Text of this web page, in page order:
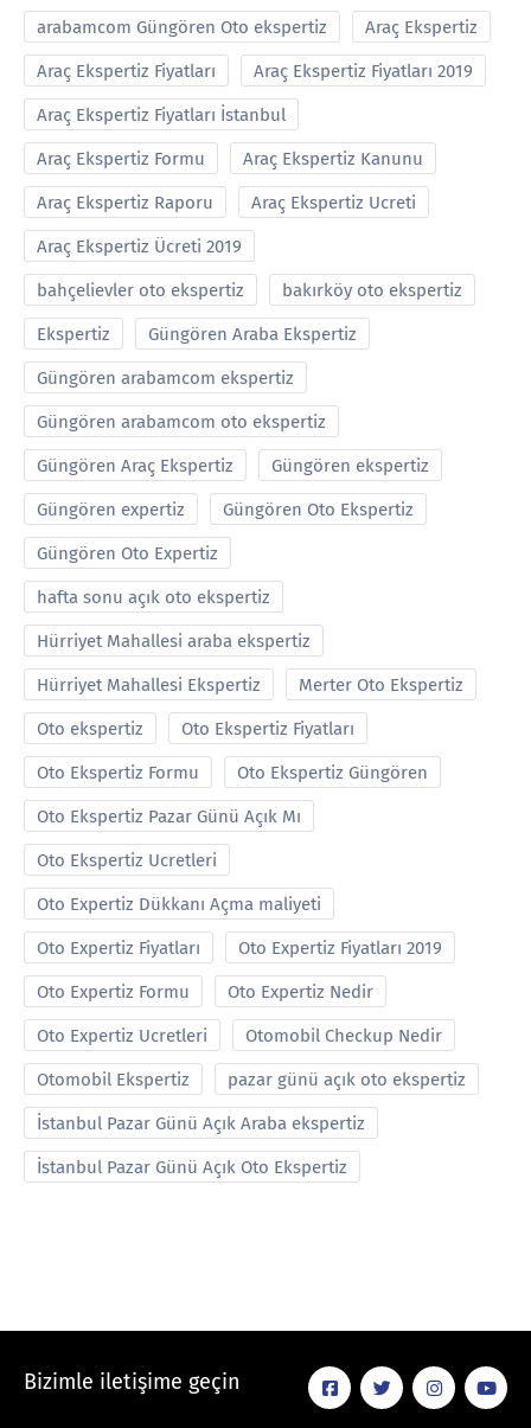
arabamcom Güngören Oto ekspertiz Araç Ekspertiz
Araç Ekspertiz Fiyatları Araç Ekspertiz Fiyatları 2019
Araç Ekspertiz Fiyatları İstanbul
Araç Ekspertiz Formu Araç Ekspertiz Kanunu
Araç Ekspertiz Raporu Araç Ekspertiz Ucreti
Araç Ekspertiz Ücreti 2019
bahçelievler oto ekspertiz bakırköy oto ekspertiz
Ekspertiz Güngören Araba Ekspertiz
Güngören arabamcom ekspertiz
Güngören arabamcom oto ekspertiz
Güngören Araç Ekspertiz Güngören ekspertiz
Güngören expertiz Güngören Oto Ekspertiz
Güngören Oto Expertiz
hafta sonu açık oto ekspertiz
Hürriyet Mahallesi araba ekspertiz
Hürriyet Mahallesi Ekspertiz Merter Oto Ekspertiz
Oto ekspertiz Oto Ekspertiz Fiyatları
Oto Ekspertiz Formu Oto Ekspertiz Güngören
Oto Ekspertiz Pazar Günü Açık Mı
Oto Ekspertiz Ucretleri
Oto Expertiz Dükkanı Açma maliyeti
Oto Expertiz Fiyatları Oto Expertiz Fiyatları 2019
Oto Expertiz Formu Oto Expertiz Nedir
Oto Expertiz Ucretleri Otomobil Checkup Nedir
Otomobil Ekspertiz pazar günü açık oto ekspertiz
İstanbul Pazar Günü Açık Araba ekspertiz
İstanbul Pazar Günü Açık Oto Ekspertiz
Bizimle iletişime geçin